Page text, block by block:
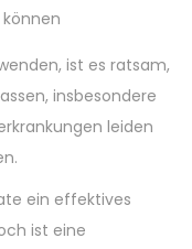
ist es ratsam,
insbesondere
leiden
ein effektives
ist eine